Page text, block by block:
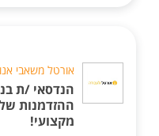
אורטל משאבי
הנדסאי /ת
ההזדמנות
מקצועי!